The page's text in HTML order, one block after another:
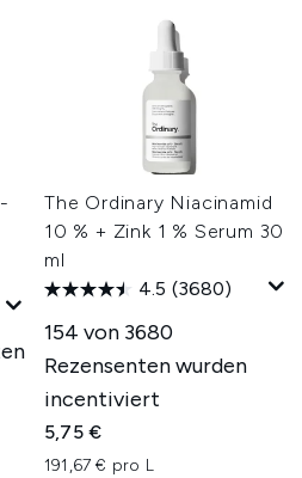
The Ordinary Niacinamid
10 % + Zink 1 % Serum 30
ml
4.5 (3680)
154 von 3680
Rezensenten wurden
incentiviert
5,75 €
191,67 € pro L